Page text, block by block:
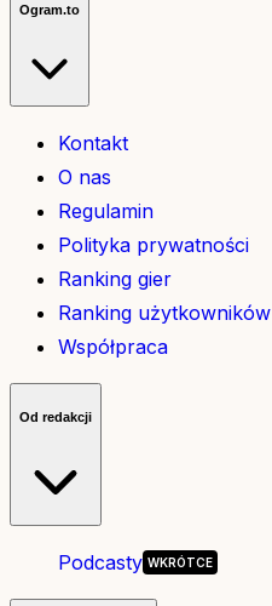
Ogram.to
Kontakt
O nas
Regulamin
Polityka prywatności
Ranking gier
Ranking użytkowników
Współpraca
Od redakcji
Podcasty